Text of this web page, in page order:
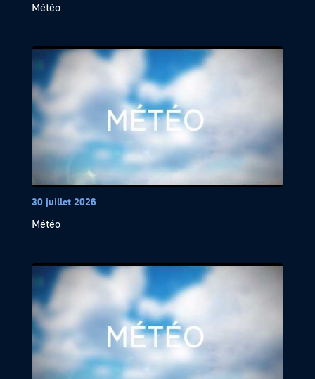
Météo
30 juillet 2026
Météo